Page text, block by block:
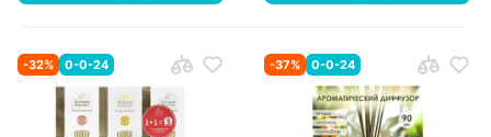
-32% 0-0-24 -37% 0-0-24